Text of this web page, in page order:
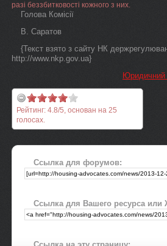
разі беззбитковості кожного з них.
Голова Комісії
В. Саратов
{Текст взято з сайту НК
http://www.nkp.gov.ua}
Юридичний
Рейтинг: 4.8/5, основан на 25
голосах.
Ссылка для форумов:
Ссылка для Вашего ресурса